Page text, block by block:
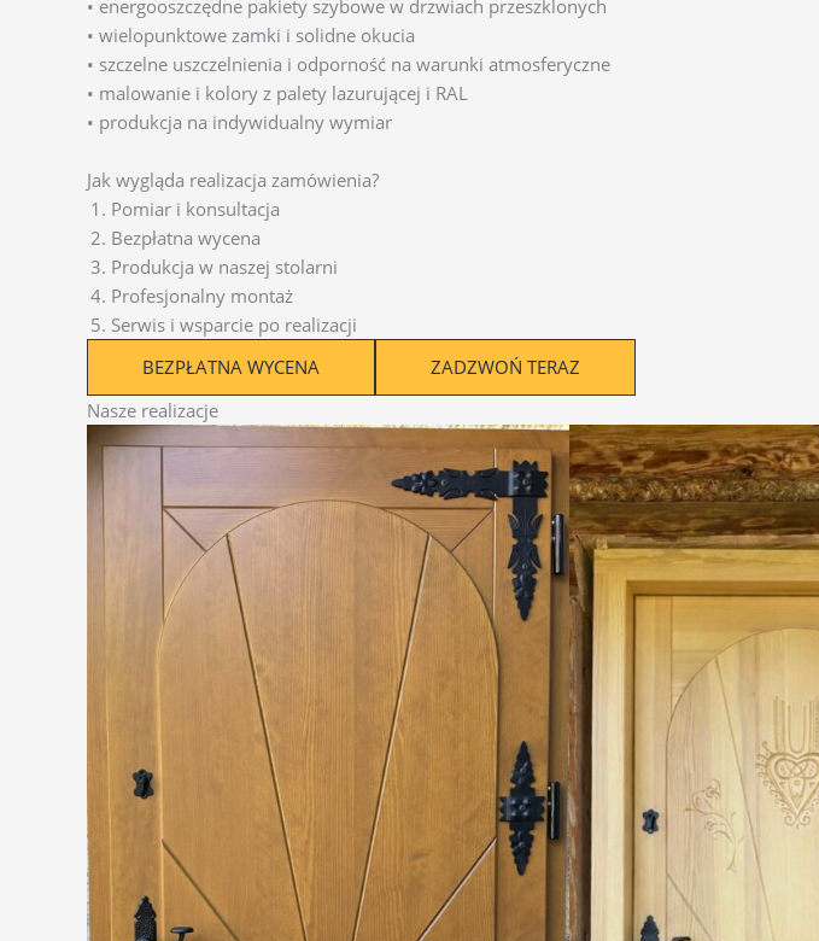
• energooszczędne pakiety szybowe w drzwiach przeszklonych
• wielopunktowe zamki i solidne okucia
• szczelne uszczelnienia i odporność na warunki atmosferyczne
• malowanie i kolory z palety lazurującej i RAL
• produkcja na indywidualny wymiar
Jak wygląda realizacja zamówienia?
Pomiar i konsultacja
Bezpłatna wycena
Produkcja w naszej stolarni
Profesjonalny montaż
Serwis i wsparcie po realizacji
BEZPŁATNA WYCENA
ZADZWOŃ TERAZ
Nasze realizacje